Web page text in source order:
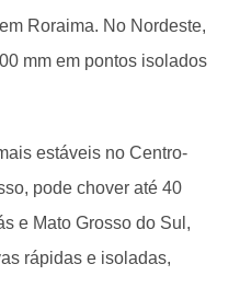
Roraima. No Nordeste,
mm em pontos isolados
estáveis no Centro-
pode chover até 40
e Mato Grosso do Sul,
rápidas e isoladas,